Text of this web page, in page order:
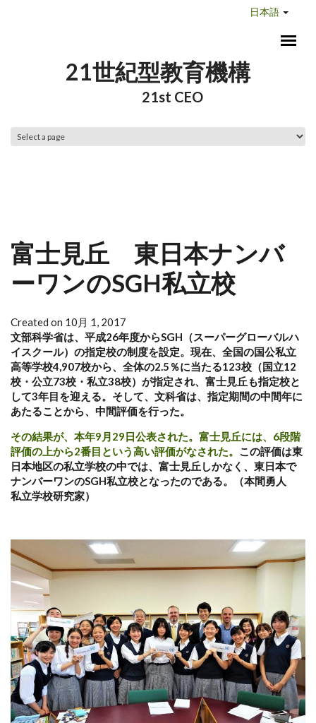
日本語
21世紀型教育機構
21st CEO
富士見丘 東日本ナンバ
ーワンのSGH私立校
Created on 10月 1, 2017
文部科学省は、平成26年度からSGH（スーパーグローバルハ
イスクール）の指定校の制度を設定。現在、全国の国公私立
高等学校4,907校から、全体の2.5％に当たる123校（国立12
校・公立73校・私立38校）が指定され、富士見丘も指定校と
して3年目を迎える。そして、文科省は、指定期間の中間年に
あたることから、中間評価を行った。
その結果が、本年9月29日公表された。富士見丘には、6段階
評価の上から2番目という高い評価がなされた。 この評価は東
日本地区の私立学校の中では、富士見丘しかなく、東日本で
ナンバーワンのSGH私立校となったのである。（本間勇人
私立学校研究家）